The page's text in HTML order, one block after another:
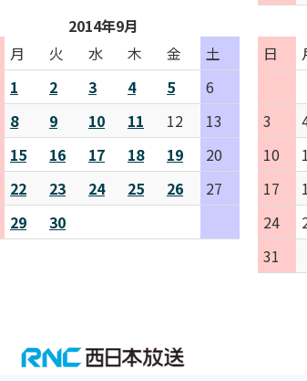
2014年9月
月 火 水 木 金
土
1
2 3 4 5
6
8 9 10 11 12
13
15 16 17 18 19
20
22 23 24 25 26
27
29 30
日
3
10
17
24
31